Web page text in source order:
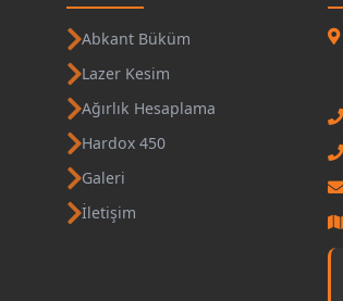
Abkant Büküm
Lazer Kesim
Ağırlık Hesaplama
Hardox 450
Galeri
İletişim